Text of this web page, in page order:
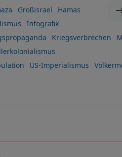
Großisrael
Hamas
Infografik
Kriegsverbrechen
US-Imperialismus